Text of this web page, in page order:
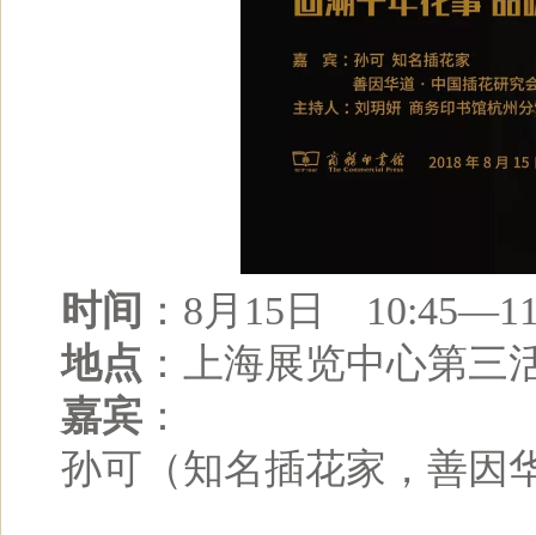
时间 ：8月15日
地点 ：上海展览中心第三
嘉宾 ：
孙可（知名插花家，善因